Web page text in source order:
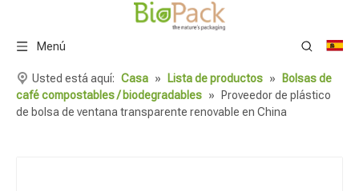
Menú
Usted está aquí: Casa » Lista de productos »
Bolsas de
café compostables / biodegradables »
Proveedor de plástico
de bolsa de ventana transparente renovable en China